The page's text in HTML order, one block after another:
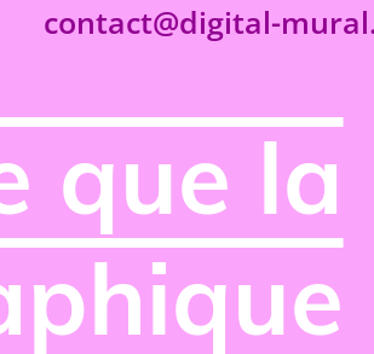
contact@digital-
que la